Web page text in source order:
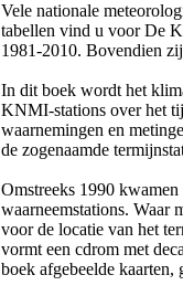
Vele nationale
tabellen vind u voor De
1981-2010. Bovendien
In dit boek wordt het
KNMI-stations over het
waarnemingen en
de zogenaamde
Omstreeks 1990
waarneemstations. Waar
voor de locatie van het
vormt een cdrom met
boek afgebeelde